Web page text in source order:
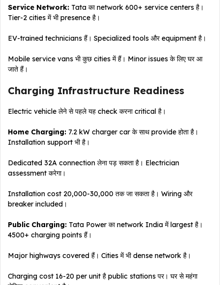
Service Network: Tata का network 600+ service centers है।
Tier-2 cities में भी presence है।
EV-trained technicians हैं। Specialized tools और equipment है।
Mobile service vans भी कुछ cities में हैं। Minor issues के लिए घर आ
जाते हैं।
Charging Infrastructure Readiness
Electric vehicle लेने से पहले यह check करना critical है।
Home Charging: 7.2 kW charger car के साथ provide होता है।
Installation support भी है।
Dedicated 32A connection लेना पड़ सकता है। Electrician
assessment करेगा।
Installation cost ₹20,000-30,000 तक जा सकता है। Wiring और
breaker included।
Public Charging: Tata Power का network India में largest है।
4500+ charging points हैं।
Major highways covered हैं। Cities में भी dense network है।
Charging cost ₹16-20 per unit है public stations पर। घर से महंगा